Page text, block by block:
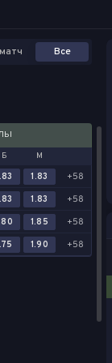
Все
Б М
1.83
+58
1.83
+58
1.85
+58
1.90 +58